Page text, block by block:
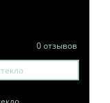
0 отзывов